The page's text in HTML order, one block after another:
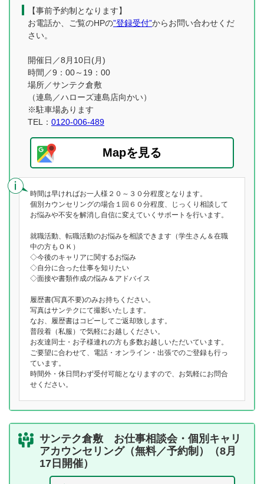
【事前予約制となります】
お電話か、ご覧のHPの”登録受付”からお問い合わせくだ
さい。
開催日／8月10日(月)
時間／9：00～19：00
場所／サンテク倉敷
（連島／ハローズ連島店向かい）
※駐車場あります
TEL： 0120-006-489
Mapを見る
時間は早ければお一人様２０～３０分程度となります。
個別カウンセリングの場合１回６０分程度、じっくり相談して
お悩みや不安を解消し自信に変えていくサポートを行います。
就職活動、転職活動のお悩みを相談できます（学生さん＆在職
中の方もＯＫ）
◇今後のキャリアに関するお悩み
◇自分に合った仕事を知りたい
◇面接や書類作成の悩み＆アドバイス
履歴書(写真不要)のみお持ちください。
写真はサンテクにて撮影いたします。
なお、履歴書はコピーしてご返却致します。
普段着（私服）で気軽にお越しください。
お友達同士・お子様連れの方も多数お越しいただいています。
ご要望に合わせて、電話・オンライン・出張でのご登録も行っ
ています。
時間外・休日問わず受付可能となりますので、お気軽にお問合
せください。
サンテク倉敷 お仕事相談会・個別キャリ
アカウンセリング（無料／予約制）（8月
17日開催）